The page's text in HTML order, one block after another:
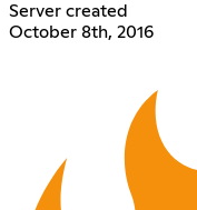
Server created
October 8th, 2016